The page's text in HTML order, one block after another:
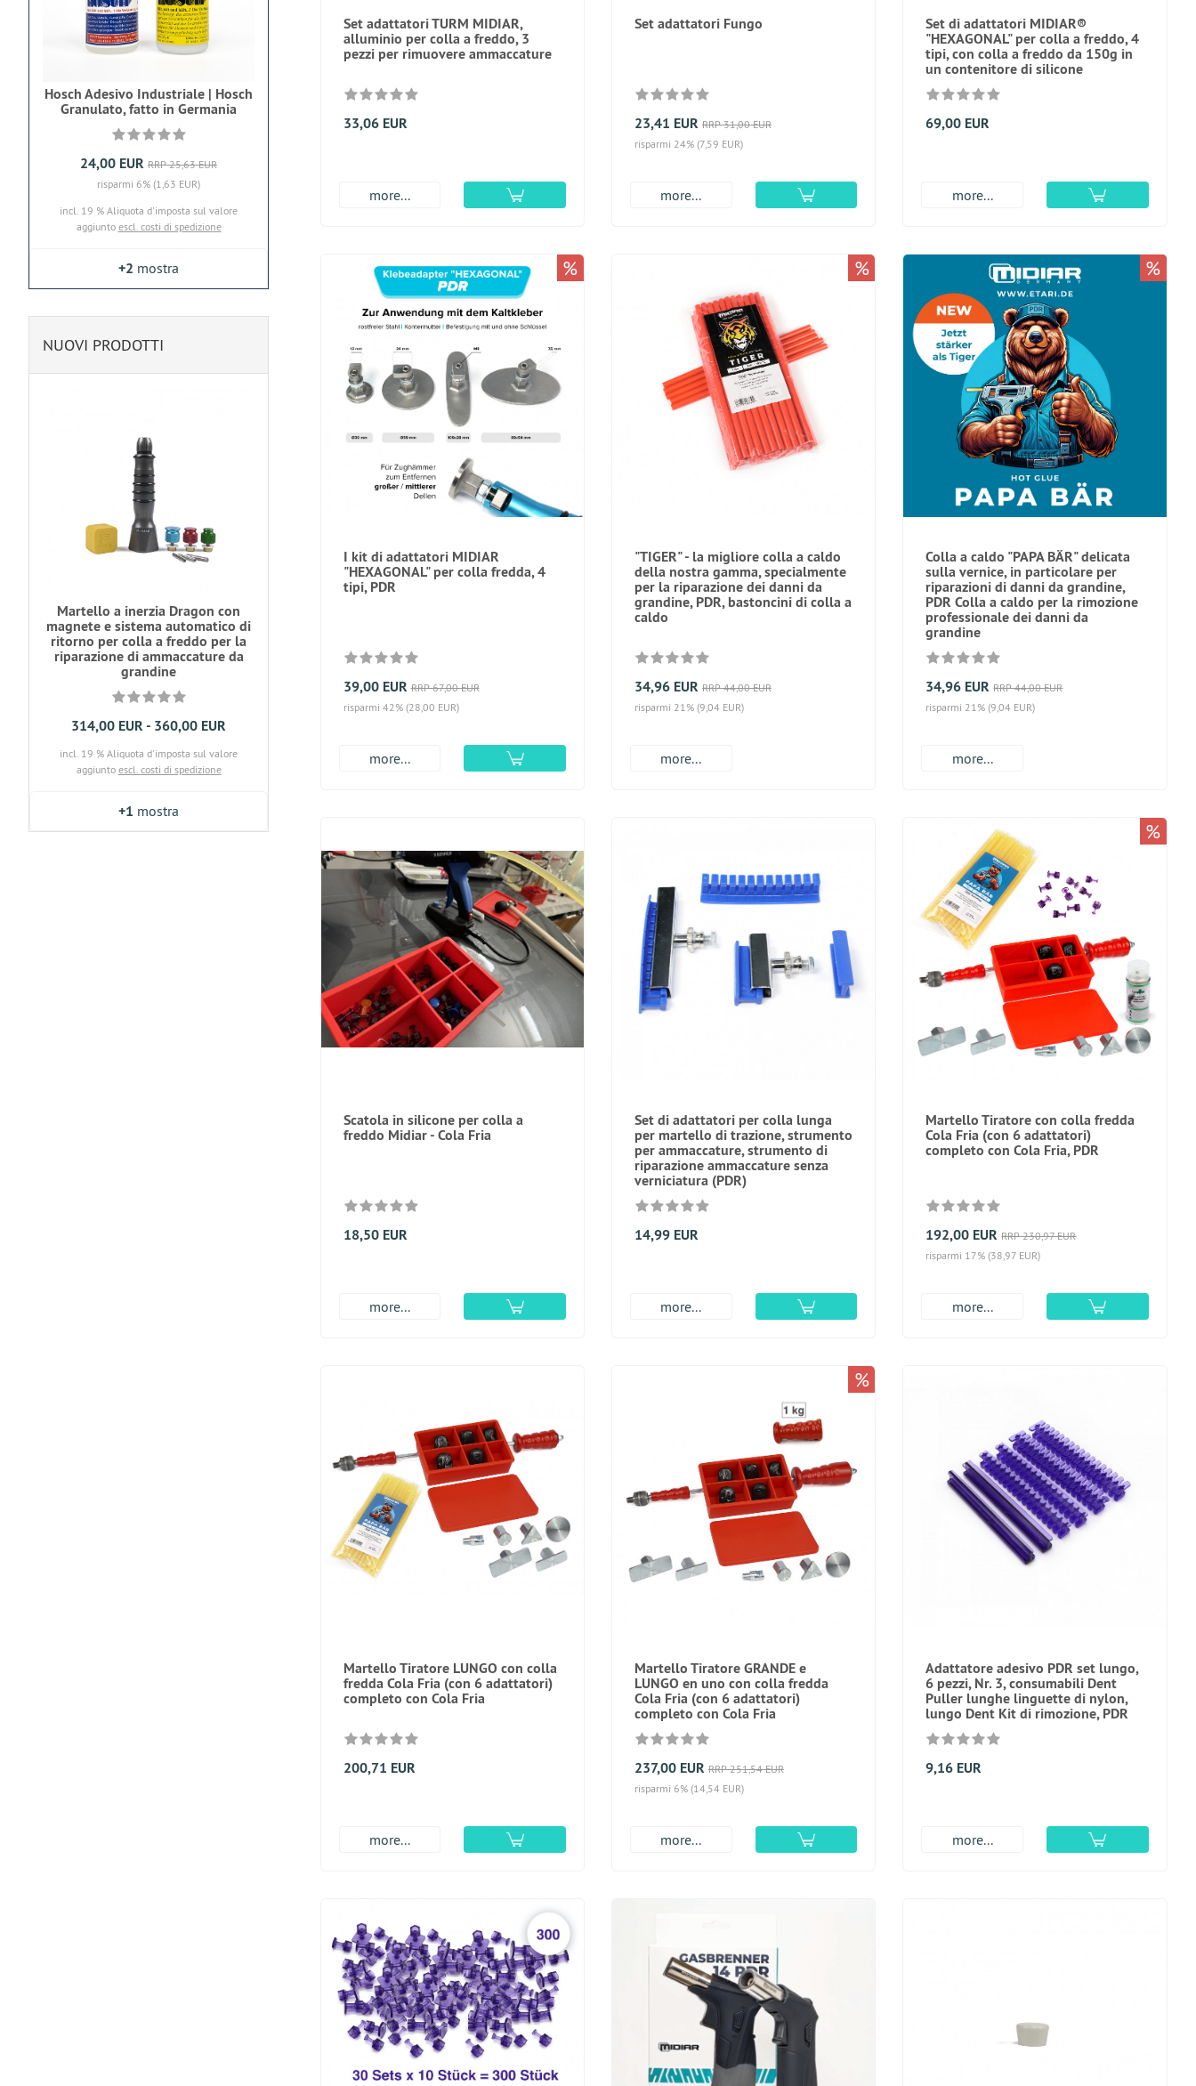
Set adattatori TURM MIDIAR,
alluminio per colla a freddo, 3
pezzi per rimuovere ammaccature
33,06 EUR
more...
Set adattatori Fungo
23,41 EUR RRP 31,00 EUR
risparmi 24% (7,59 EUR)
more...
Set di adattatori MIDIAR®
"HEXAGONAL" per colla a freddo, 4
tipi, con colla a freddo da 150g in
un contenitore di silicone
69,00 EUR
more...
I kit di adattatori MIDIAR
"HEXAGONAL" per colla fredda, 4
tipi, PDR
39,00 EUR RRP 67,00 EUR
risparmi 42% (28,00 EUR)
more...
%
"TIGER" - la migliore colla a caldo
della nostra gamma, specialmente
per la riparazione dei danni da
grandine, PDR, bastoncini di colla a
caldo
34,96 EUR RRP 44,00 EUR
risparmi 21% (9,04 EUR)
more...
%
Colla a caldo "PAPA BÄR" delicata
sulla vernice, in particolare per
riparazioni di danni da grandine,
PDR Colla a caldo per la rimozione
professionale dei danni da
grandine
34,96 EUR RRP 44,00 EUR
risparmi 21% (9,04 EUR)
more...
%
Scatola in silicone per colla a
freddo Midiar - Cola Fria
18,50 EUR
more...
Set di adattatori per colla lunga
per martello di trazione, strumento
per ammaccature, strumento di
riparazione ammaccature senza
verniciatura (PDR)
14,99 EUR
more...
Martello Tiratore con colla fredda
Cola Fria (con 6 adattatori)
completo con Cola Fria, PDR
192,00 EUR RRP 230,97 EUR
risparmi 17% (38,97 EUR)
more...
%
Martello Tiratore LUNGO con colla
fredda Cola Fria (con 6 adattatori)
completo con Cola Fria
200,71 EUR
more...
Martello Tiratore GRANDE e
LUNGO en uno con colla fredda
Cola Fria (con 6 adattatori)
completo con Cola Fria
237,00 EUR RRP 251,54 EUR
risparmi 6% (14,54 EUR)
more...
%
Adattatore adesivo PDR set lungo,
6 pezzi, Nr. 3, consumabili Dent
Puller lunghe linguette di nylon,
lungo Dent Kit di rimozione, PDR
9,16 EUR
more...
Hosch Adesivo Industriale | Hosch
Granulato, fatto in Germania
24,00 EUR RRP 25,63 EUR
risparmi 6% (1,63 EUR)
incl. 19 % Aliquota d'imposta sul valore
aggiunto escl. costi di spedizione
+2 mostra
NUOVI PRODOTTI
Martello a inerzia Dragon con
magnete e sistema automatico di
ritorno per colla a freddo per la
riparazione di ammaccature da
grandine
314,00 EUR - 360,00 EUR
incl. 19 % Aliquota d'imposta sul valore
aggiunto escl. costi di spedizione
+1 mostra